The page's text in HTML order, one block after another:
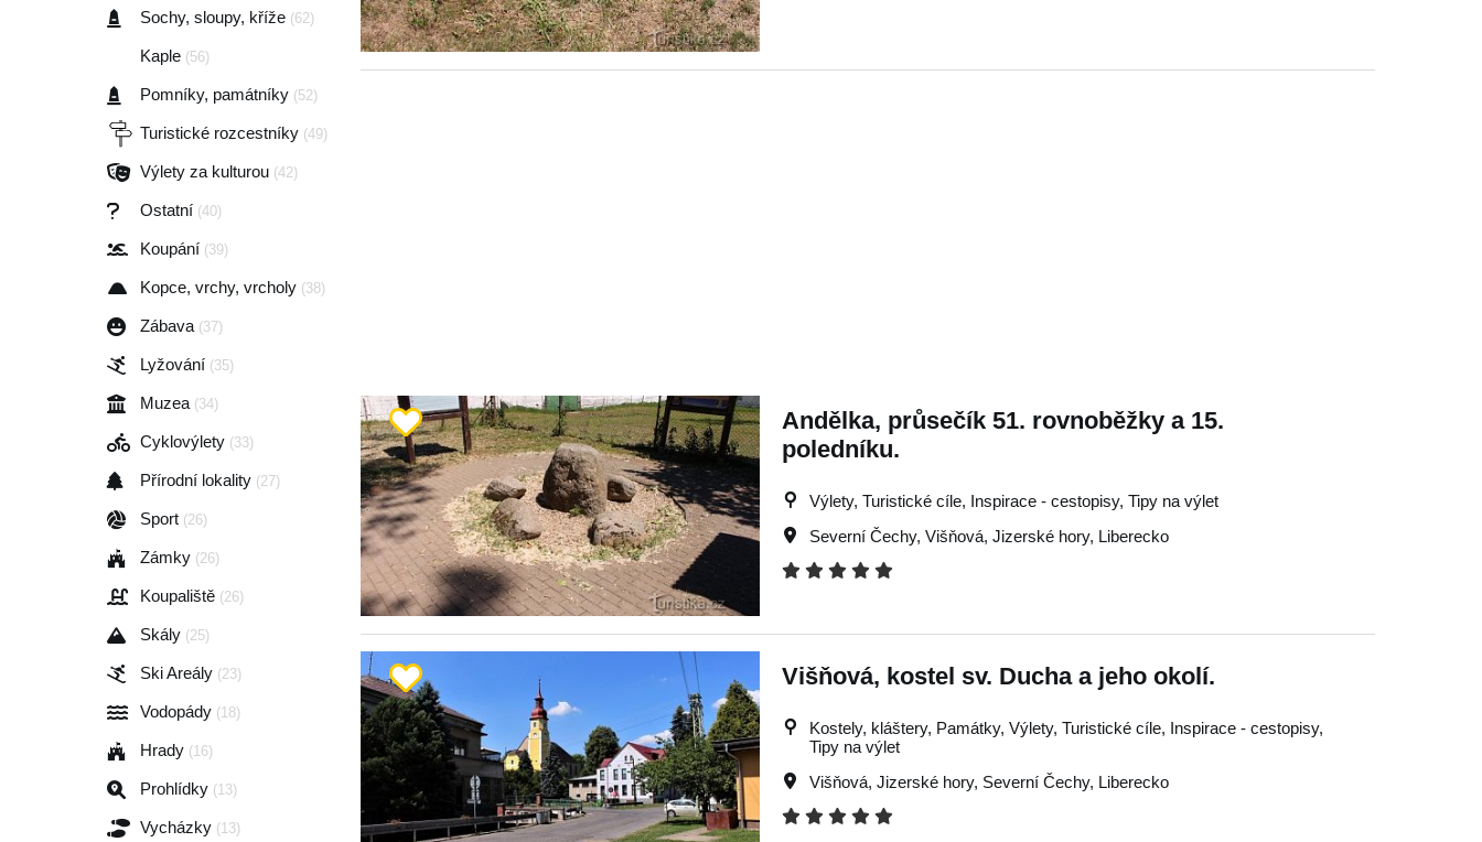
Sochy, sloupy, kříže (62)
Kaple (56)
Pomníky, památníky (52)
Turistické rozcestníky (49)
Výlety za kulturou (42)
Ostatní (40)
Koupání (39)
Kopce, vrchy, vrcholy (38)
Zábava (37)
Lyžování (35)
Muzea (34)
Cyklovýlety (33)
Přírodní lokality (27)
Sport (26)
Zámky (26)
Koupaliště (26)
Skály (25)
Ski Areály (23)
Vodopády (18)
Hrady (16)
Prohlídky (13)
Vycházky (13)
Andělka, průsečík 51. rovnoběžky a 15.
poledníku.
Výlety, Turistické cíle, Inspirace - cestopisy, Tipy na výlet
Severní Čechy, Višňová, Jizerské hory, Liberecko
Višňová, kostel sv. Ducha a jeho okolí.
Kostely, kláštery, Památky, Výlety, Turistické cíle, Inspirace - cestopisy,
Tipy na výlet
Višňová, Jizerské hory, Severní Čechy, Liberecko